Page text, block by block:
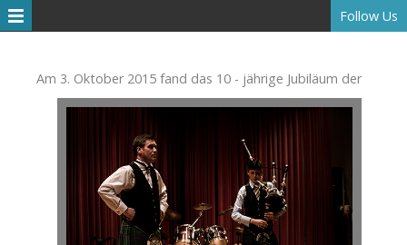
Follow Us
Am 3. Oktober 2015 fand das 10 - jährige Jubiläum der